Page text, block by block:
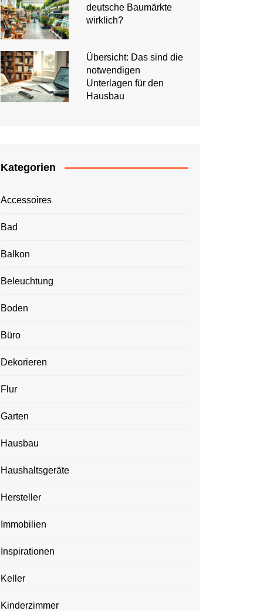
deutsche Baumärkte
wirklich?
Übersicht: Das sind die
notwendigen
Unterlagen für den
Hausbau
Kategorien
Accessoires
Bad
Balkon
Beleuchtung
Boden
Büro
Dekorieren
Flur
Garten
Hausbau
Haushaltsgeräte
Hersteller
Immobilien
Inspirationen
Keller
Kinderzimmer